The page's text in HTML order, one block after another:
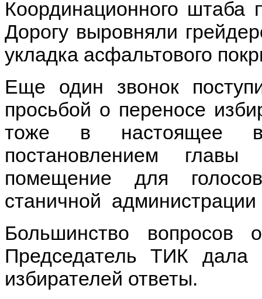
Координационного штаба
Дорогу выровняли
укладка асфальтового
Еще один звонок
просьбой о переносе
тоже в настоящее
постановлением
помещение для
станичной администрации
Большинство вопросов
Председатель ТИК дала
избирателей ответы.